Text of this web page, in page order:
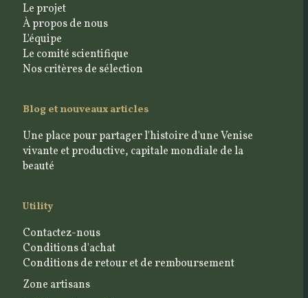
Le projet
À propos de nous
L'équipe
Le comité scientifique
Nos critères de sélection
Blog et nouveaux articles
Une place pour partager l'histoire d'une Venise
vivante et productive, capitale mondiale de la
beauté
Utility
Contactez-nous
Conditions d'achat
Conditions de retour et de remboursement
Zone artisans